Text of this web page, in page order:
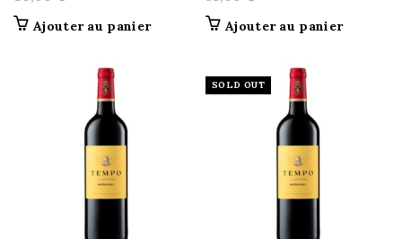
Ajouter au panier Ajouter au panier
SOLD OUT